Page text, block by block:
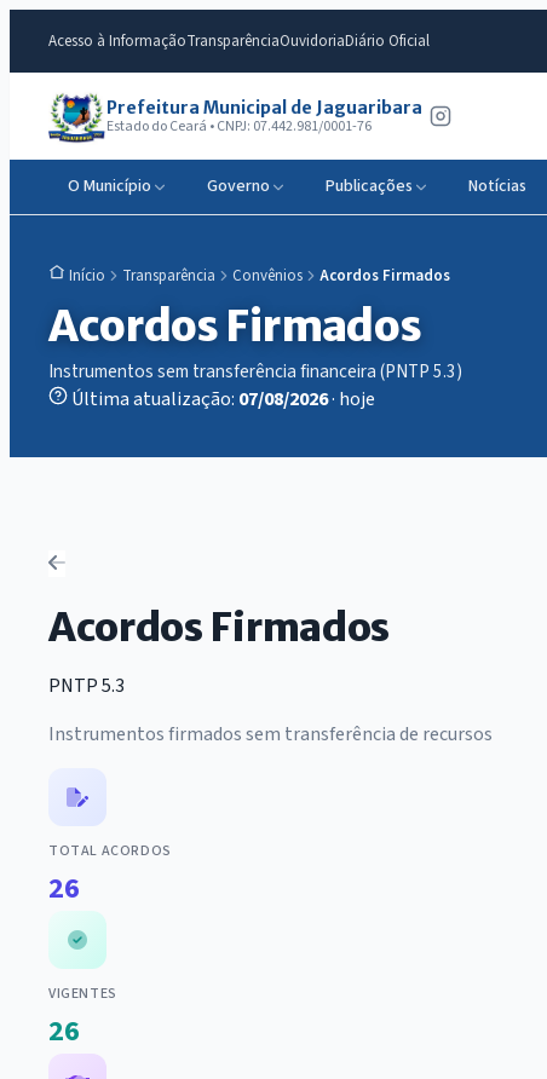
Acesso à InformaçãoTransparênciaOuvidoriaDiário Oficial
Prefeitura Municipal de Jaguaribara
Estado do Ceará • CNPJ: 07.442.981/0001-76
O Município Governo Publicações Notícias
Início Transparência Convênios Acordos Firmados
Acordos Firmados
Instrumentos sem transferência financeira (PNTP 5.3)
Última atualização: 07/08/2026· hoje
Acordos Firmados
PNTP 5.3
Instrumentos firmados sem transferência de recursos
TOTAL ACORDOS
26
VIGENTES
26